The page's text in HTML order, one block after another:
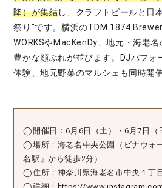
降）が集結し、クラフトビールと日
祭り”です。横浜のTDM 1874
WORKSやMacKenDy、地元・海老名
豊かな顔ぶれが並びます。DJパフォ
体験、地元野菜のマルシェも同時開催
◯開催日：6月6日（土）・6月7日（
◯場所：海老名中央公園（ビナウォ
名駅」から徒歩2分）
◯住所：神奈川県海老名市中央１丁